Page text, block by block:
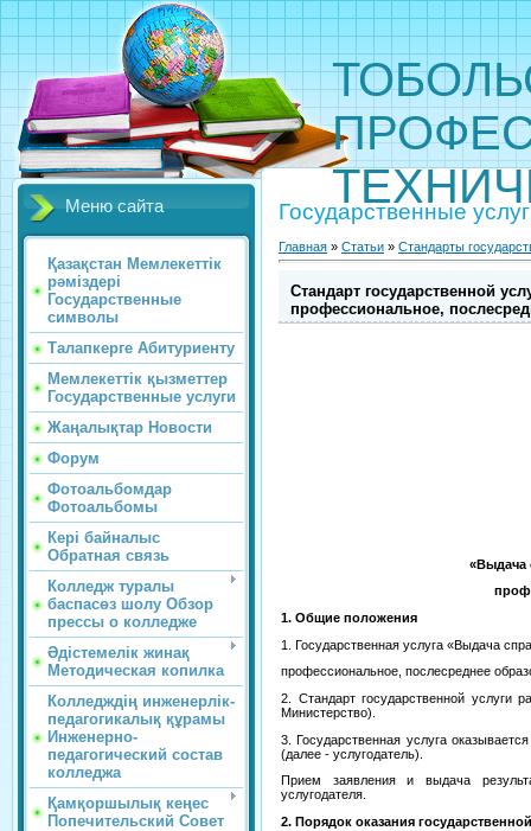
Меню сайта
Қазақстан Мемлекеттік
рәміздері
Государственные
символы
Талапкерге Абитуриенту
Мемлекеттік қызметтер
Государственные услуги
Жаңалықтар Новости
Форум
Фотоальбомдар
Фотоальбомы
Кері байналыс
Обратная связь
Колледж туралы
баспасөз шолу Обзор
прессы о колледже
Әдістемелік жинақ
Методическая копилка
Колледждің инженерлік-
педагогикалық құрамы
Инженерно-
педагогический состав
колледжа
Қамқоршылық кеңес
Попечительский Совет
Государственные
Главная » Статьи » Стандарты
Стандарт государственной
профессиональное,
«Выдача
1. Общие положения
1. Государственная услуга «Выдача
профессиональное, послесреднее
2. Стандарт государственной услуги
Министерство).
3. Государственная услуга
(далее - услугодатель).
Прием заявления и выдача
услугодателя.
2. Порядок оказания